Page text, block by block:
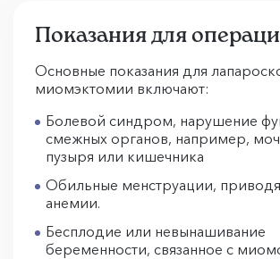
Показания для
Основные показания для
миомэктомии включают:
Болевой синдром, нарушение
смежных органов, например,
пузыря или кишечника
Обильные менструации,
анемии.
Бесплодие или невынашивание
беременности, связанное с